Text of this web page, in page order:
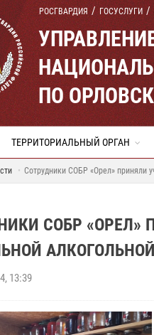
РОСГВАРДИЯ ГОСУСЛУГИ
ПО
ТЕРРИТОРИАЛЬНЫЙ ОРГАН
Сотрудники СОБР «Орел» приняли
СОБР «ОРЕЛ»
13:39